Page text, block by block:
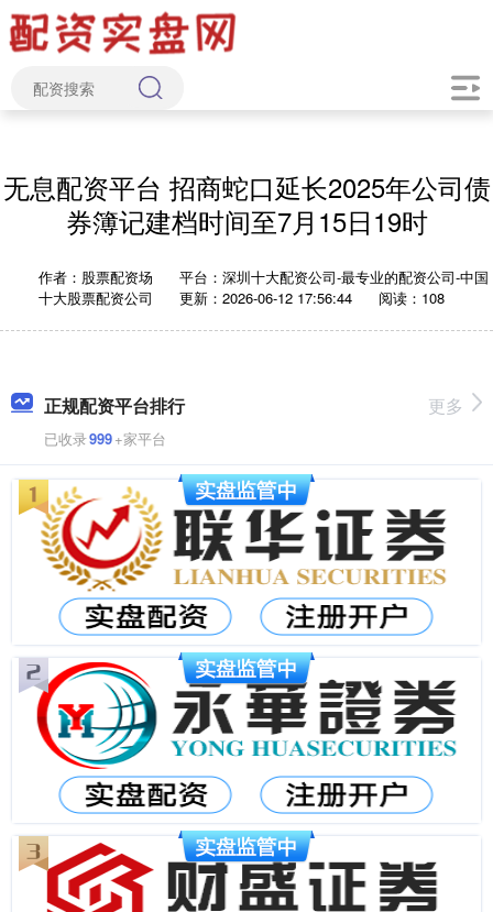
无息配资平台 招商蛇口延长2025年公司债
券簿记建档时间至7月15日19时
作者：股票配资场
平台：深圳十大配资公司-最专业的配资公司-中国
十大股票配资公司
更新：2026-06-12 17:56:44 阅读：108
正规配资平台排行
已收录999+家平台
更多